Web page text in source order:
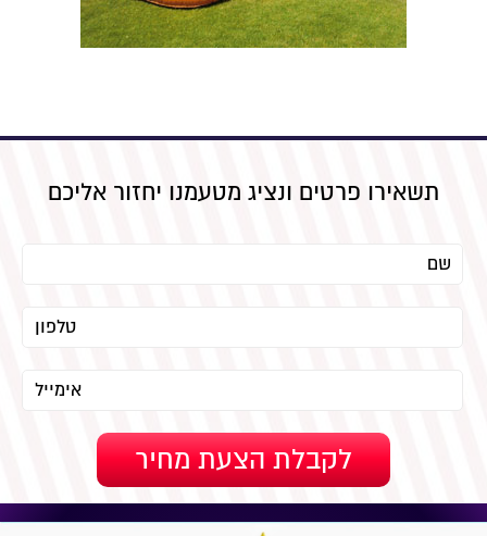
תשאירו פרטים ונציג מטעמנו יחזור אליכם